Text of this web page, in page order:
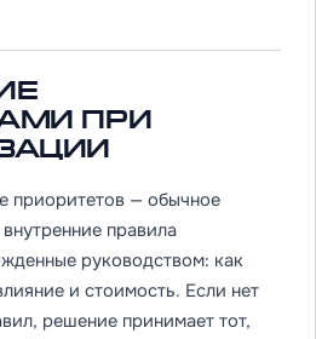
при
приоритетов — обычное
правила
руководством: как
и стоимость. Если нет
решение принимает тот,